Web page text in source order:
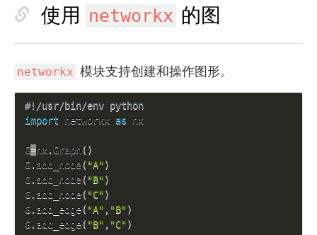
使用 networkx 的图
networkx 模块支持创建和操作图形。
#!/usr/bin/env python
import networkx as nx
G=nx.Graph( )
G. add_node( "A")
G. add_node( "B")
G. add_node( "C")
G. add_edge( "A" , "B")
G. add_edge( "B" , "C")